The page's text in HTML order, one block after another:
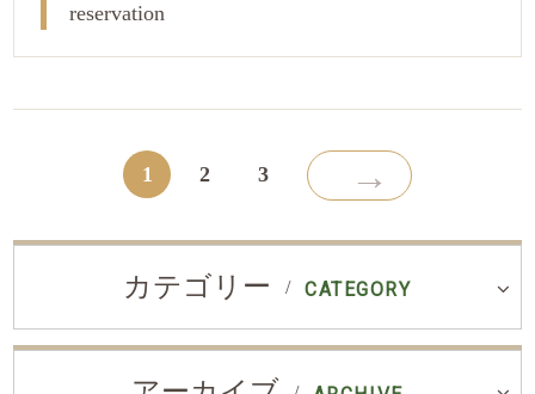
reservation
1 2 3 →
カテゴリー CATEGORY